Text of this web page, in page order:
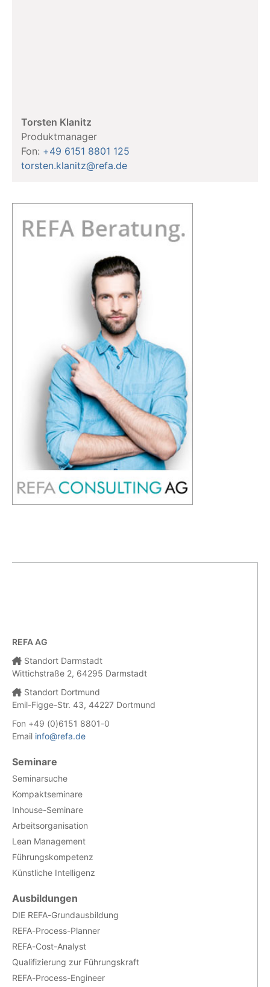
Torsten Klanitz
Produktmanager
Fon: +49 6151 8801 125
torsten.klanitz@refa.de
REFA AG
Standort Darmstadt
Wittichstraße 2, 64295 Darmstadt
Standort Dortmund
Emil-Figge-Str. 43, 44227 Dortmund
Fon +49 (0)6151 8801-0
Email info@refa.de
Seminare
Seminarsuche
Kompaktseminare
Inhouse-Seminare
Arbeitsorganisation
Lean Management
Führungskompetenz
Künstliche Intelligenz
Ausbildungen
DIE REFA-Grundausbildung
REFA-Process-Planner
REFA-Cost-Analyst
Qualifizierung zur Führungskraft
REFA-Process-Engineer